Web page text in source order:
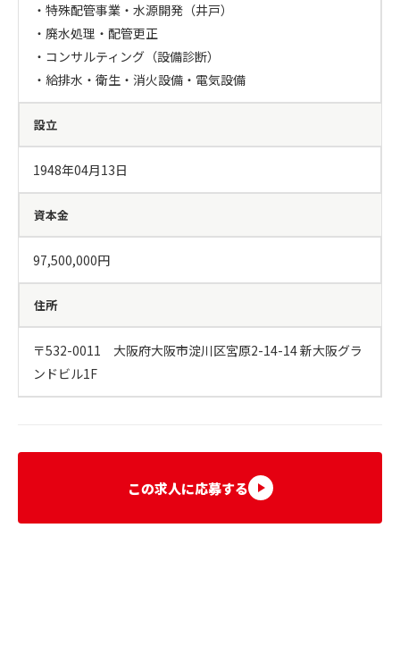
・特殊配管事業・水源開発（井戸）
・廃水処理・配管更正
・コンサルティング（設備診断）
・給排水・衛生・消火設備・電気設備
設立
1948年04月13日
資本金
97,500,000円
住所
〒532-0011　大阪府大阪市淀川区宮原2-14-14 新大阪グラ
ンドビル1F
この求人に応募する